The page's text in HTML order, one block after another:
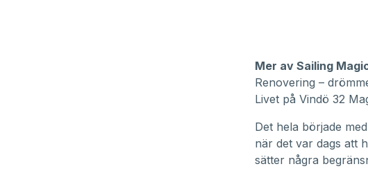
Mer av Sailing
Renovering –
Livet på Vindö 32
Det hela började
när det var dags att
sätter några